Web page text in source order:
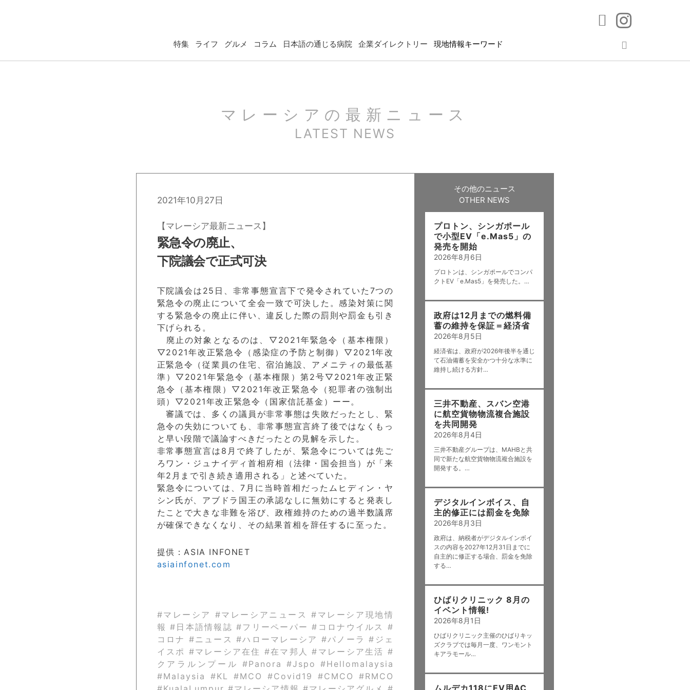
特集 ライフ グルメ コラム 日本語の通じる病院 企業ダイレクトリー 現地情報キーワード
マレーシアの最新ニュース
LATEST NEWS
2021年10月27日
【マレーシア最新ニュース】
緊急令の廃止、
下院議会で正式可決
下院議会は25日、非常事態宣言下で発令されていた7つの
緊急令の廃止について全会一致で可決した。感染対策に関
する緊急令の廃止に伴い、違反した際の罰則や罰金も引き
下げられる。
廃止の対象となるのは、▽2021年緊急令（基本権限）
▽2021年改正緊急令（感染症の予防と制御）▽2021年改
正緊急令（従業員の住宅、宿泊施設、アメニティの最低基
準）▽2021年緊急令（基本権限）第2号▽2021年改正緊
急令（基本権限）▽2021年改正緊急令（犯罪者の強制出
頭）▽2021年改正緊急令（国家信託基金）ーー。
審議では、多くの議員が非常事態は失敗だったとし、緊
急令の失効についても、非常事態宣言終了後ではなくもっ
と早い段階で議論すべきだったとの見解を示した。
非常事態宣言は8月で終了したが、緊急令については先ご
ろワン・ジュナイディ首相府相（法律・国会担当）が「来
年2月まで引き続き適用される」と述べていた。
緊急令については、7月に当時首相だったムヒディン・ヤ
シン氏が、アブドラ国王の承認なしに無効にすると発表し
たことで大きな非難を浴び、政権維持のための過半数議席
が確保できなくなり、その結果首相を辞任するに至った。
提供：ASIA INFONET
asiainfonet.com
#マレーシア #マレーシアニュース #マレーシア現地情
報 #日本語情報誌 #フリーペーパー #コロナウイルス #
コロナ #ニュース #ハローマレーシア #パノーラ #ジェ
イスポ #マレーシア在住 #在マ邦人 #マレーシア生活 #
クアラルンプール #Panora #Jspo #Hellomalaysia
#Malaysia #KL #MCO #Covid19 #CMCO #RMCO
その他のニュース
OTHER NEWS
プロトン、シンガポール
で小型EV「e.Mas5」の
発売を開始
2026年8月6日
プロトンは、シンガポールでコンパ
クトEV「e.Mas5」を発売した。…
政府は12月までの燃料備
蓄の維持を保証＝経済省
2026年8月5日
経済省は、政府が2026年後半を通じ
て石油備蓄を安全かつ十分な水準に
維持し続ける方針…
三井不動産、スバン空港
に航空貨物物流複合施設
を共同開発
2026年8月4日
三井不動産グループは、MAHBと共
同で新たな航空貨物物流複合施設を
開発する。…
デジタルインボイス、自
主的修正には罰金を免除
2026年8月3日
政府は、納税者がデジタルインボイ
スの内容を2027年12月31日までに
自主的に修正する場合、罰金を免除
する…
ひばりクリニック 8月の
イベント情報!
2026年8月1日
ひばりクリニック主催のひばりキッ
ズクラブでは毎月一度、ワンモント
キアラモール…